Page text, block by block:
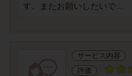
す。またお願いしたいで...
サービス内容
評価